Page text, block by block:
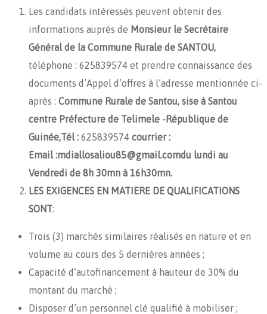
Les candidats intéressés peuvent obtenir des
informations auprès de Monsieur le Secrétaire
Général de la Commune Rurale de SANTOU,
téléphone : 625839574 et prendre connaissance des
documents d’Appel d’offres à l’adresse mentionnée ci-
après : Commune Rurale de Santou, sise à Santou
centre Préfecture de Telimele -République de
Guinée,Tél : 625839574 courrier :
Email :mdiallosaliou85@gmail.comdu lundi au
Vendredi de 8h 30mn à 16h30mn.
LES EXIGENCES EN MATIERE DE QUALIFICATIONS
SONT:
Trois (3) marchés similaires réalisés en nature et en
volume au cours des 5 dernières années ;
Capacité d’autofinancement à hauteur de 30% du
montant du marché ;
Disposer d’un personnel clé qualifié à mobiliser ;